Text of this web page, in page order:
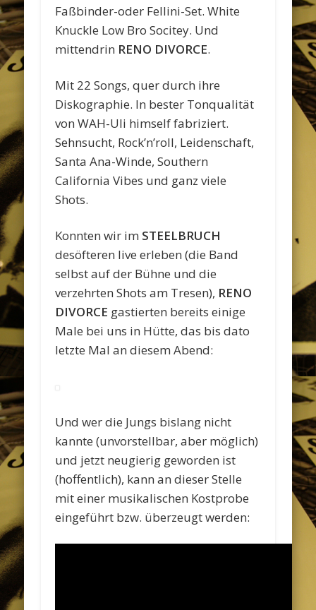
Faßbinder-oder Fellini-Set. White
Knuckle Low Bro Socitey. Und
mittendrin RENO DIVORCE.
Mit 22 Songs, quer durch ihre
Diskographie. In bester Tonqualität
von WAH-Uli himself fabriziert.
Sehnsucht, Rock’n’roll, Leidenschaft,
Santa Ana-Winde, Southern
California Vibes und ganz viele
Shots.
Konnten wir im STEELBRUCH
desöfteren live erleben (die Band
selbst auf der Bühne und die
verzehrten Shots am Tresen), RENO
DIVORCE gastierten bereits einige
Male bei uns in Hütte, das bis dato
letzte Mal an diesem Abend:
Und wer die Jungs bislang nicht
kannte (unvorstellbar, aber möglich)
und jetzt neugierig geworden ist
(hoffentlich), kann an dieser Stelle
mit einer musikalischen Kostprobe
eingeführt bzw. überzeugt werden: